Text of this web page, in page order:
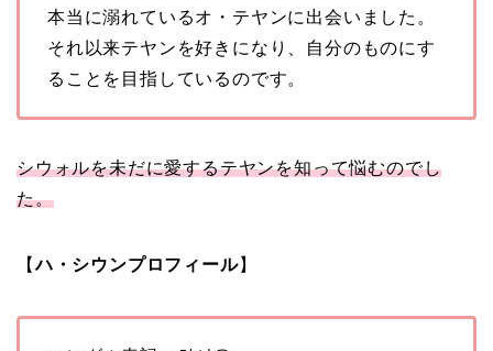
本当に溺れているオ・テヤンに出会いました。
それ以来テヤンを好きになり、自分のものにす
ることを目指しているのです。
シウォルを未だに愛するテヤンを知って悩むのでし
た。
【ハ・シウンプロフィール】